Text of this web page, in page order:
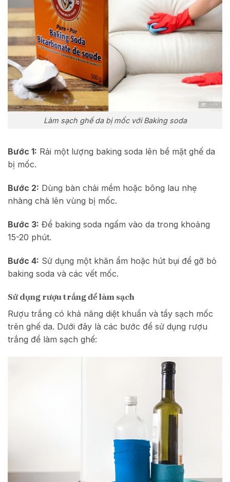
Làm sạch ghế da bị mốc với Baking soda
Bước 1: Rải một lượng baking soda lên bề mặt ghế da
bị mốc.
Bước 2: Dùng bàn chải mềm hoặc bông lau nhẹ
nhàng chà lên vùng bị mốc.
Bước 3: Để baking soda ngấm vào da trong khoảng
15-20 phút.
Bước 4: Sử dụng một khăn ẩm hoặc hút bụi để gỡ bỏ
baking soda và các vết mốc.
Sử dụng rượu trắng để làm sạch
Rượu trắng có khả năng diệt khuẩn và tẩy sạch mốc
trên ghế da. Dưới đây là các bước để sử dụng rượu
trắng để làm sạch ghế: